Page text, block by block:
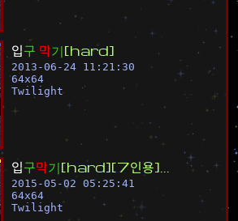
입구 막기[hard]
2013-06-24 11:21:30
64x64
Twilight
입구막기[hard][7인용]
2015-05-02 05:25:41
64x64
Twilight